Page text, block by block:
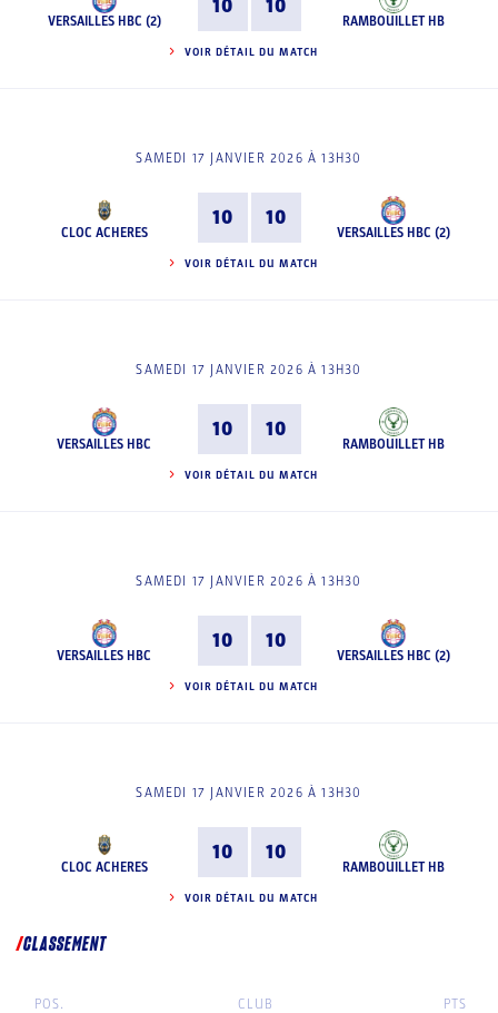
VERSAILLES HBC (2)
10 10
RAMBOUILLET HB
VOIR DÉTAIL DU MATCH
SAMEDI 17 JANVIER 2026 À 13H30
CLOC ACHERES
10 10
VERSAILLES HBC (2)
VOIR DÉTAIL DU MATCH
SAMEDI 17 JANVIER 2026 À 13H30
VERSAILLES HBC
10 10
RAMBOUILLET HB
VOIR DÉTAIL DU MATCH
SAMEDI 17 JANVIER 2026 À 13H30
VERSAILLES HBC
10 10
VERSAILLES HBC (2)
VOIR DÉTAIL DU MATCH
SAMEDI 17 JANVIER 2026 À 13H30
CLOC ACHERES
10 10
RAMBOUILLET HB
VOIR DÉTAIL DU MATCH
CLASSEMENT
POS. CLUB PTS